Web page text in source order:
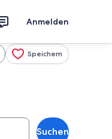
Anmelden
Speichern
Suchen